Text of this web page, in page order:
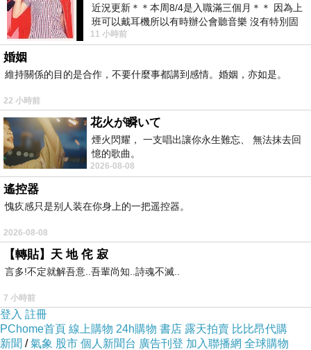
近況更新＊＊本周8/4是入職滿三個月＊＊ 因為上
班可以戴耳機所以有時辦公會聽音樂 沒有特別固
定哪天但就是一周某一天會固定聽'90
11 小時前
婚姻
維持關係的目的是合作，不要什麼事都講到感情。婚姻，亦如是。
22 小時前
花火が瞬いて
煙火閃耀， 一支唱出讓你永生難忘、 無法抹去回
憶的歌曲。
2026-08-08
遙控器
愧疚感只是别人装在你身上的一把遥控器。
2026-08-08
【轉貼】天 地 侘 寂
言多!不定就解吾意..吾輩尚知..詩魂不滅..
7 小時前
登入 註冊
PChome首頁 線上購物 24h購物 書店 露天拍賣 比比昂代購
新聞 /氣象 股市 個人新聞台 廣告刊登 加入聯播網 全球購物